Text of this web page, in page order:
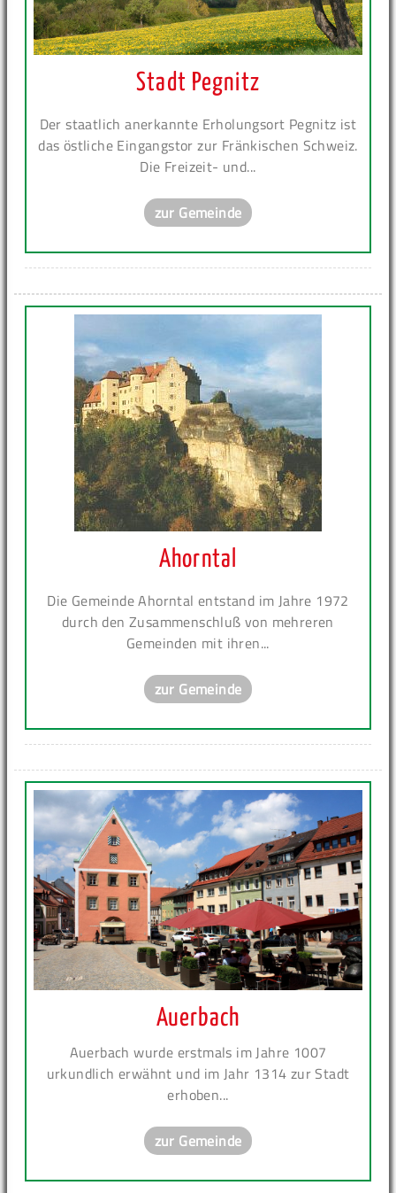
Stadt Pegnitz
Der staatlich anerkannte Erholungsort Pegnitz ist
das östliche Eingangstor zur Fränkischen Schweiz.
Die Freizeit- und...
zur Gemeinde
Ahorntal
Die Gemeinde Ahorntal entstand im Jahre 1972
durch den Zusammenschluß von mehreren
Gemeinden mit ihren...
zur Gemeinde
Auerbach
Auerbach wurde erstmals im Jahre 1007
urkundlich erwähnt und im Jahr 1314 zur Stadt
erhoben...
zur Gemeinde